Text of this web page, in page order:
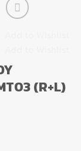
(R+L)